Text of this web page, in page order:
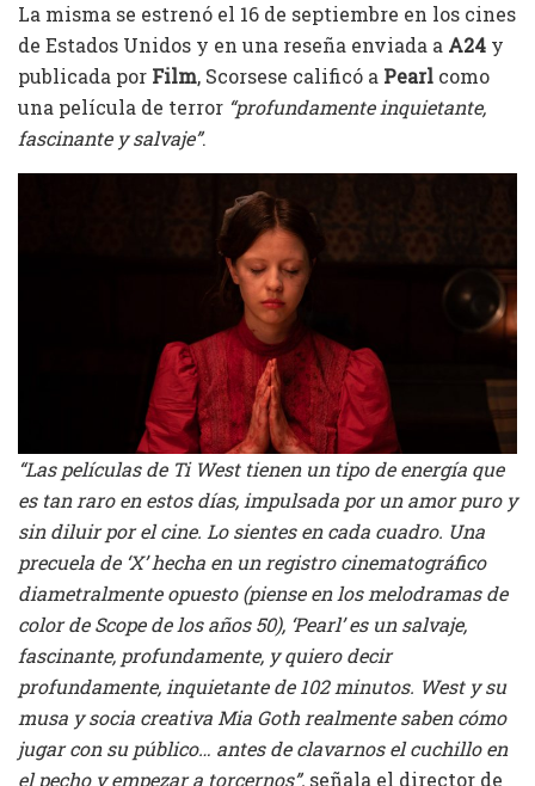
La misma se estrenó el 16 de septiembre en los cines
de Estados Unidos y en una reseña enviada a A24 y
publicada por Film, Scorsese calificó a Pearl como
una película de terror “profundamente inquietante,
fascinante y salvaje”.
“Las películas de Ti West tienen un tipo de energía que
es tan raro en estos días, impulsada por un amor puro y
sin diluir por el cine. Lo sientes en cada cuadro. Una
precuela de ‘X’ hecha en un registro cinematográfico
diametralmente opuesto (piense en los melodramas de
color de Scope de los años 50), ‘Pearl’ es un salvaje,
fascinante, profundamente, y quiero decir
profundamente, inquietante de 102 minutos. West y su
musa y socia creativa Mia Goth realmente saben cómo
jugar con su público… antes de clavarnos el cuchillo en
el pecho y empezar a torcernos”, señala el director de